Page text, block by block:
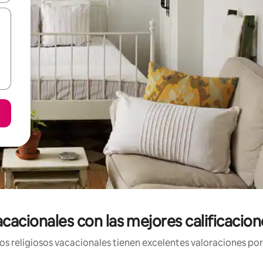
con las mejores
religiosos vacacionales tienen excelentes valoraciones